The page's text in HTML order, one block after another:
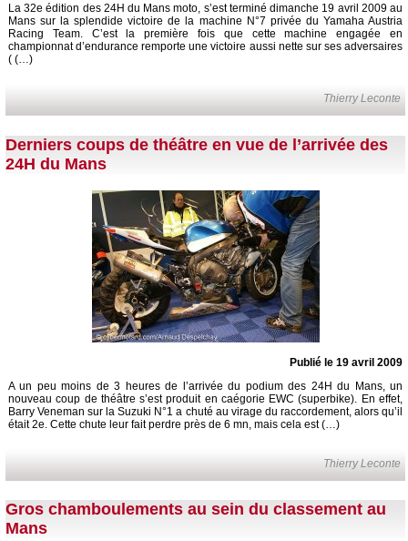
La 32e édition des 24H du Mans moto, s’est terminé dimanche 19 avril 2009 au
Mans sur la splendide victoire de la machine N°7 privée du Yamaha Austria
Racing Team. C’est la première fois que cette machine engagée en
championnat d’endurance remporte une victoire aussi nette sur ses adversaires
( (…)
Thierry Leconte
Derniers coups de théâtre en vue de l’arrivée des
24H du Mans
Publié le 19 avril 2009
A un peu moins de 3 heures de l’arrivée du podium des 24H du Mans, un
nouveau coup de théâtre s’est produit en caégorie EWC (superbike). En effet,
Barry Veneman sur la Suzuki N°1 a chuté au virage du raccordement, alors qu’il
était 2e. Cette chute leur fait perdre près de 6 mn, mais cela est (…)
Thierry Leconte
Gros chamboulements au sein du classement au
Mans